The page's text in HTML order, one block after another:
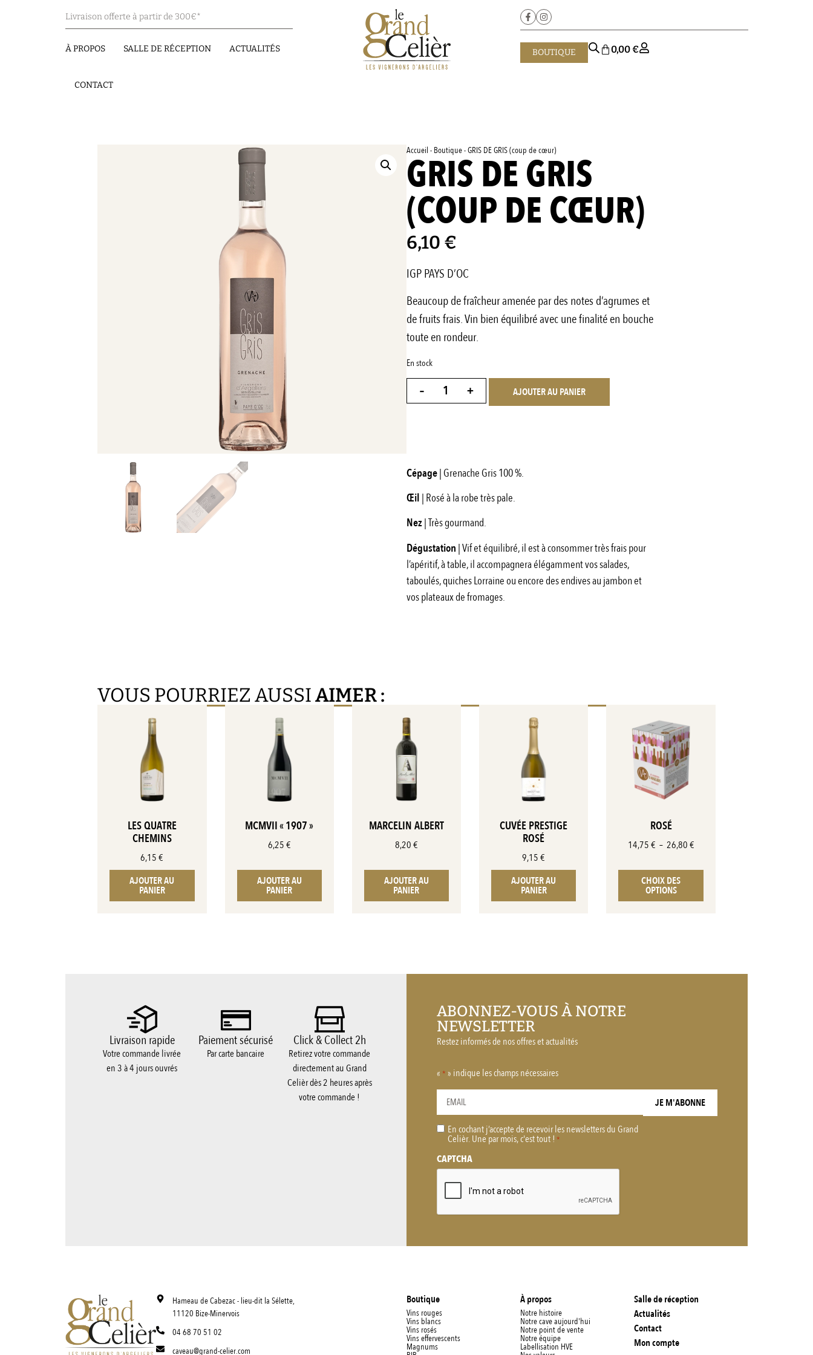
Livraison offerte à partir de 300€*
À PROPOS SALLE DE RÉCEPTION ACTUALITÉS
CONTACT
BOUTIQUE 0,00€
Accueil - Boutique-GRIS DE GRIS (coup de cœur)
GRIS DE GRIS
(COUP DE CŒUR)
6,10 €
IGP PAYS D’OC
Beaucoup de fraîcheur amenée par des notes d’agrumes et
de fruits frais. Vin bien équilibré avec une finalité en bouche
toute en rondeur.
En stock
- + AJOUTER AU PANIER
Cépage| Grenache Gris 100 %.
Œil | Rosé à la robe très pale.
Nez| Très gourmand.
Dégustation | Vif et équilibré, il est à consommer très frais pour
l’apéritif, à table, il accompagnera élégamment vos salades,
taboulés, quiches Lorraine ou encore des endives au jambon et
vos plateaux de fromages.
VOUS POURRIEZ AUSSIAIMER :
LES QUATRE
CHEMINS
6,15€
AJOUTER AU
PANIER
MCMVII « 1907 »
6,25€
AJOUTER AU
PANIER
MARCELIN ALBERT
8,20€
AJOUTER AU
PANIER
CUVÉE PRESTIGE
ROSÉ
9,15€
AJOUTER AU
PANIER
ROSÉ
14,75€ – 26,80€
CHOIX DES
OPTIONS
Livraison rapide
Votre commande livrée
en 3 à 4 jours ouvrés
Paiement sécurisé
Par carte bancaire
Click & Collect 2h
Retirez votre commande
directement au Grand
Celièr dès 2 heures après
votre commande !
ABONNEZ-VOUS À NOTRE
NEWSLETTER
Restez informés de nos offres et actualités
« * » indique les champs nécessaires
RGPDEn cochant j’accepte de recevoir les newsletters du Grand
Celièr. Une par mois, c'est tout ! *
CAPTCHA
Hameau de Cabezac - lieu-dit la Sélette,
11120 Bize-Minervois
04 68 70 51 02
caveau@grand-celier.com
Boutique
Vins rouges
Vins blancs
Vins rosés
Vins effervescents
Magnums
À propos
Notre histoire
Notre cave aujourd'hui
Notre point de vente
Notre équipe
Labellisation HVE
Salle de réception
Actualités
Contact
Mon compte